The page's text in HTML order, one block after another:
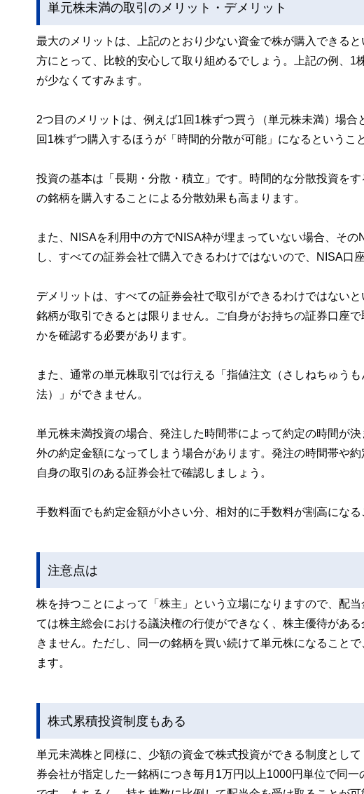
単元株未満の取引のメリット・デメリット
最大のメリットは、上記のとおり少ない資金で株が購入できる
方にとって、比較的安心して取り組めるでしょう。上記の例、
が少なくてすみます。
2つ目のメリットは、例えば1回1株ずつ買う（単元株未満）場
回1株ずつ購入するほうが「時間的分散が可能」になるというこ
投資の基本は「長期・分散・積立」です。時間的な分散投資を
の銘柄を購入することによる分散効果も高まります。
また、NISAを利用中の方でNISA枠が埋まっていない場合、そ
し、すべての証券会社で購入できるわけではないので、NISA口
デメリットは、すべての証券会社で取引ができるわけではない
銘柄が取引できるとは限りません。ご自身がお持ちの証券口座
かを確認する必要があります。
また、通常の単元株取引では行える「指値注文（さしねちゅう
法）」ができません。
単元株未満投資の場合、発注した時間帯によって約定の時間が
外の約定金額になってしまう場合があります。発注の時間帯や
自身の取引のある証券会社で確認しましょう。
手数料面でも約定金額が小さい分、相対的に手数料が割高になる
注意点は
株を持つことによって「株主」という立場になりますので、配
ては株主総会における議決権の行使ができなく、株主優待があ
きません。ただし、同一の銘柄を買い続けて単元株になること
ます。
株式累積投資制度もある
単元未満株と同様に、少額の資金で株式投資ができる制度とし
券会社が指定した一銘柄につき毎月1万円以上1000円単位で同